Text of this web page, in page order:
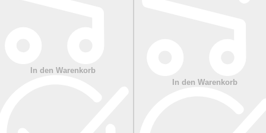
In den Warenkorb
In den Warenkorb